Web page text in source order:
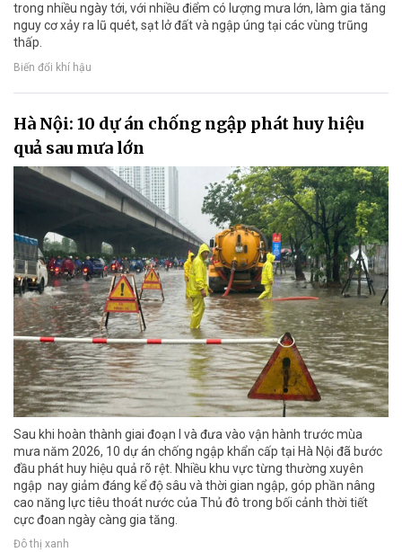
trong nhiều ngày tới, với nhiều điểm có lượng mưa lớn, làm gia tăng
nguy cơ xảy ra lũ quét, sạt lở đất và ngập úng tại các vùng trũng
thấp.
Biến đổi khí hậu
Hà Nội: 10 dự án chống ngập phát huy hiệu
quả sau mưa lớn
Sau khi hoàn thành giai đoạn I và đưa vào vận hành trước mùa
mưa năm 2026, 10 dự án chống ngập khẩn cấp tại Hà Nội đã bước
đầu phát huy hiệu quả rõ rệt. Nhiều khu vực từng thường xuyên
ngập nay giảm đáng kể độ sâu và thời gian ngập, góp phần nâng
cao năng lực tiêu thoát nước của Thủ đô trong bối cảnh thời tiết
cực đoan ngày càng gia tăng.
Đô thị xanh